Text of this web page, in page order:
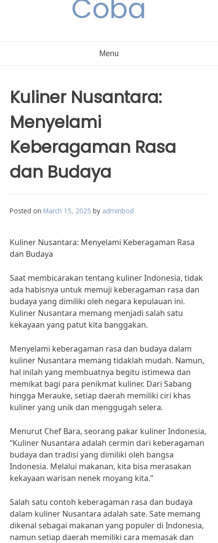
Coba
Menu
Kuliner Nusantara:
Menyelami
Keberagaman Rasa
dan Budaya
Posted on March 15, 2025 by adminbod
Kuliner Nusantara: Menyelami Keberagaman Rasa
dan Budaya
Saat membicarakan tentang kuliner Indonesia, tidak
ada habisnya untuk memuji keberagaman rasa dan
budaya yang dimiliki oleh negara kepulauan ini.
Kuliner Nusantara memang menjadi salah satu
kekayaan yang patut kita banggakan.
Menyelami keberagaman rasa dan budaya dalam
kuliner Nusantara memang tidaklah mudah. Namun,
hal inilah yang membuatnya begitu istimewa dan
memikat bagi para penikmat kuliner. Dari Sabang
hingga Merauke, setiap daerah memiliki ciri khas
kuliner yang unik dan menggugah selera.
Menurut Chef Bara, seorang pakar kuliner Indonesia,
“Kuliner Nusantara adalah cermin dari keberagaman
budaya dan tradisi yang dimiliki oleh bangsa
Indonesia. Melalui makanan, kita bisa merasakan
kekayaan warisan nenek moyang kita.”
Salah satu contoh keberagaman rasa dan budaya
dalam kuliner Nusantara adalah sate. Sate memang
dikenal sebagai makanan yang populer di Indonesia,
namun setiap daerah memiliki cara memasak dan